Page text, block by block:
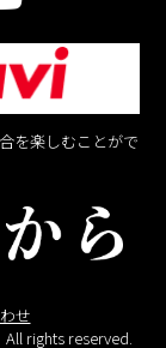
を楽しむことがで
せ
rights reserved.